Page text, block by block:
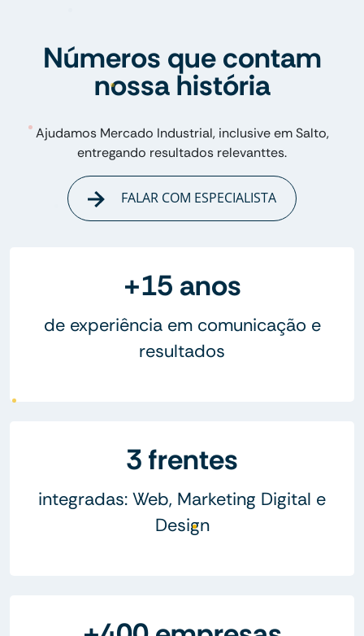
Números que contam
nossa história
Ajudamos Mercado Industrial, inclusive em Salto,
entregando resultados relevanttes.
FALAR COM ESPECIALISTA
+15 anos
de experiência em comunicação e
resultados
3 frentes
integradas: Web, Marketing Digital e
Design